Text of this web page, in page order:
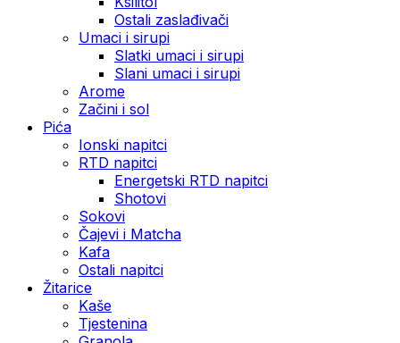
Ostali zaslađivači
Umaci i sirupi
Slatki umaci i sirupi
Slani umaci i sirupi
Arome
Začini i sol
Pića
Ionski napitci
RTD napitci
Energetski RTD napitci
Shotovi
Sokovi
Čajevi i Matcha
Kafa
Ostali napitci
Žitarice
Kaše
Tjestenina